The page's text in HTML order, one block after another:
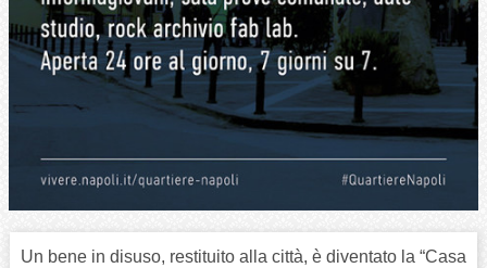
Un bene in disuso, restituito alla città, è diventato la “Casa